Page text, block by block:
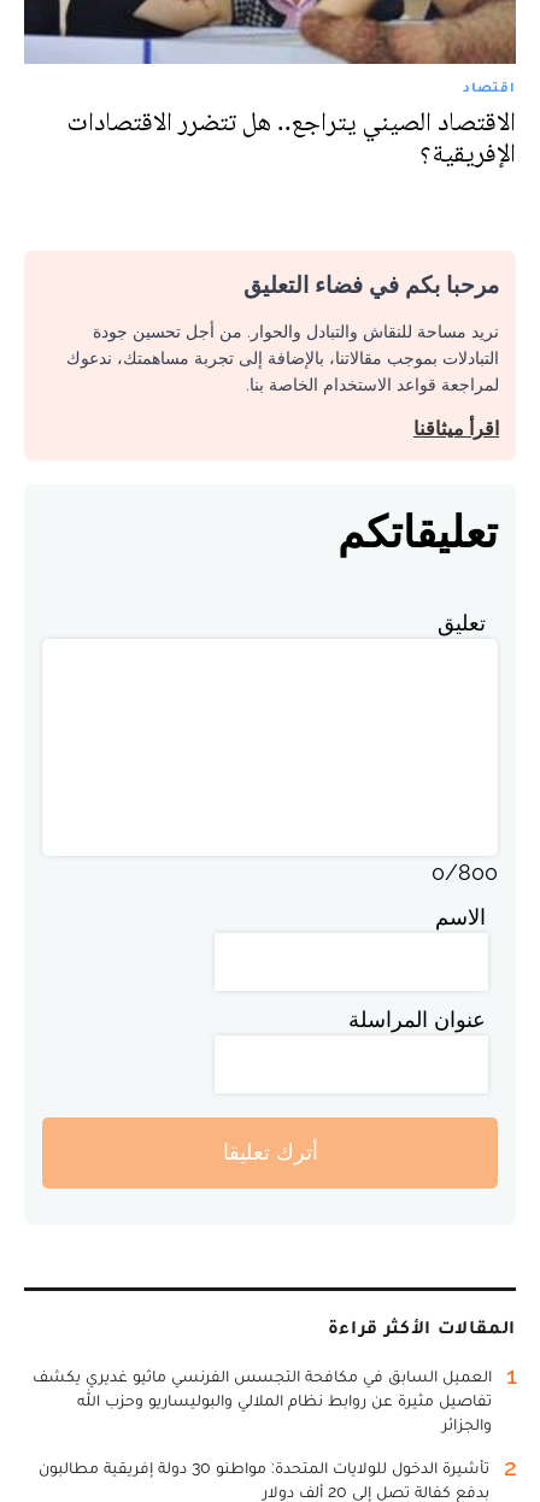
اقتصاد
الاقتصاد الصيني يتراجع.. هل تتضرر الاقتصادات
الإفريقية؟
مرحبا بكم في فضاء التعليق
نريد مساحة للنقاش والتبادل والحوار. من أجل تحسين جودة
التبادلات بموجب مقالاتنا، بالإضافة إلى تجربة مساهمتك، ندعوك
لمراجعة قواعد الاستخدام الخاصة بنا.
اقرأ ميثاقنا
تعليقاتكم
تعليق
0/800
الاسم
عنوان المراسلة
أترك تعليقا
المقالات الأكثر قراءة
1
العميل السابق في مكافحة التجسس الفرنسي ماثيو غديري يكشف
تفاصيل مثيرة عن روابط نظام الملالي والبوليساريو وحزب الله
والجزائر
2
تأشيرة الدخول للولايات المتحدة: مواطنو 30 دولة إفريقية مطالبون
بدفع كفالة تصل إلى 20 ألف دولار